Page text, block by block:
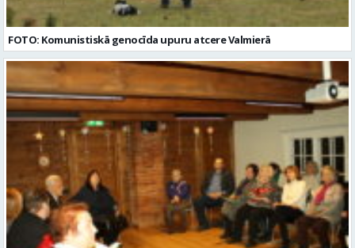
FOTO: Komunistiskā genocīda upuru atcere Valmierā